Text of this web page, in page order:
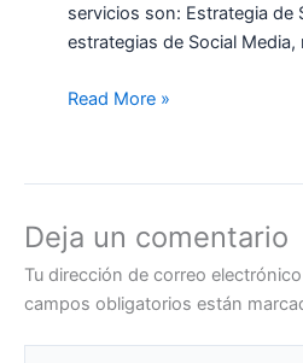
servicios son: Estrategia de
estrategias de Social
Read More »
Deja un comentario
Tu dirección de correo
campos obligatorios están